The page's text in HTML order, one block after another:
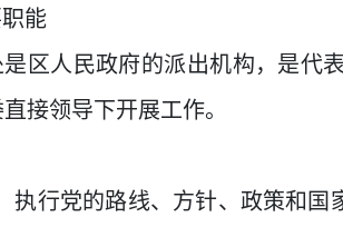
职能
区人民政府的派出机构，是代
接领导下开展工作。
执行党的路线、方针、政策和